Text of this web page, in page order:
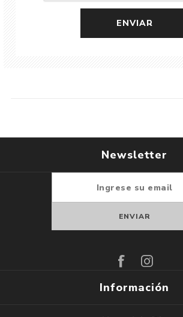
Newsletter
Información